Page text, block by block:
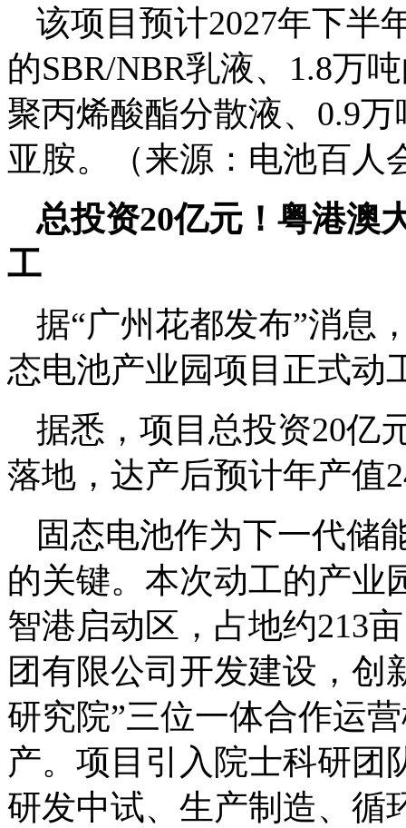
该项目预计2027年下半
的SBR/NBR乳液、1.8万
聚丙烯酸酯分散液、0.9
亚胺。（来源：电池百人
总投资20亿元！粤港澳
工
据“广州花都发布”消息
态电池产业园项目正式动
据悉，项目总投资20亿
落地，达产后预计年产值
固态电池作为下一代储
的关键。本次动工的产业
智港启动区，占地约213
团有限公司开发建设，创
研究院”三位一体合作运
产。项目引入院士科研团
研发中试、生产制造、循